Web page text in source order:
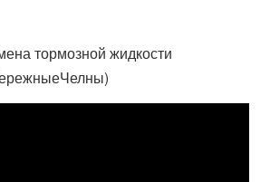
тормозной жидкости